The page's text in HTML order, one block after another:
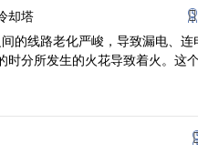
却塔
的线路老化严峻，导致漏电、连
时分所发生的火花导致着火。这